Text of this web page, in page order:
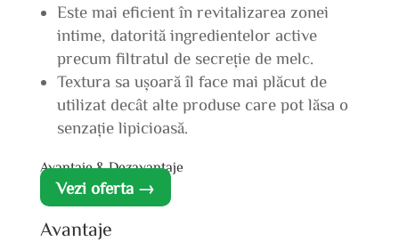
Este mai eficient în revitalizarea zonei
intime, datorită ingredientelor active
precum filtratul de secreție de melc.
Textura sa ușoară îl face mai plăcut de
utilizat decât alte produse care pot lăsa o
senzație lipicioasă.
Avantaje & Dezavantaje
Vezi oferta →
Avantaje